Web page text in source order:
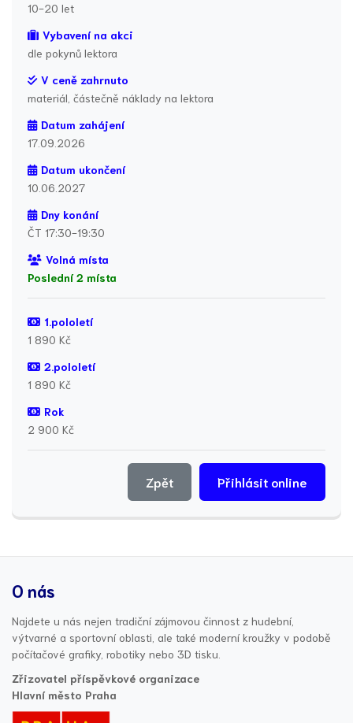
10-20 let
Vybavení na akci
dle pokynů lektora
V ceně zahrnuto
materiál, částečně náklady na lektora
Datum zahájení
17.09.2026
Datum ukončení
10.06.2027
Dny konání
ČT 17:30-19:30
Volná místa
Poslední 2 místa
1.pololetí
1 890 Kč
2.pololetí
1 890 Kč
Rok
2 900 Kč
Přihlásit online
Zpět
O nás
Najdete u nás nejen tradiční zájmovou činnost z hudební,
výtvarné a sportovní oblasti, ale také moderní kroužky v podobě
počítačové grafiky, robotiky nebo 3D tisku.
Zřizovatel příspěvkové organizace
Hlavní město Praha